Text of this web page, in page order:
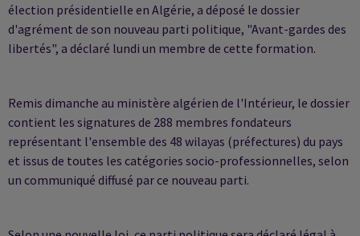
élection présidentielle en Algérie, a déposé le dossier
d'agrément de son nouveau parti politique, "Avant-gardes des
libertés", a déclaré lundi un membre de cette formation.
Remis dimanche au ministère algérien de l'Intérieur, le dossier
contient les signatures de 288 membres fondateurs
représentant l'ensemble des 48 wilayas (préfectures) du pays
et issus de toutes les catégories socio-professionnelles, selon
un communiqué diffusé par ce nouveau parti.